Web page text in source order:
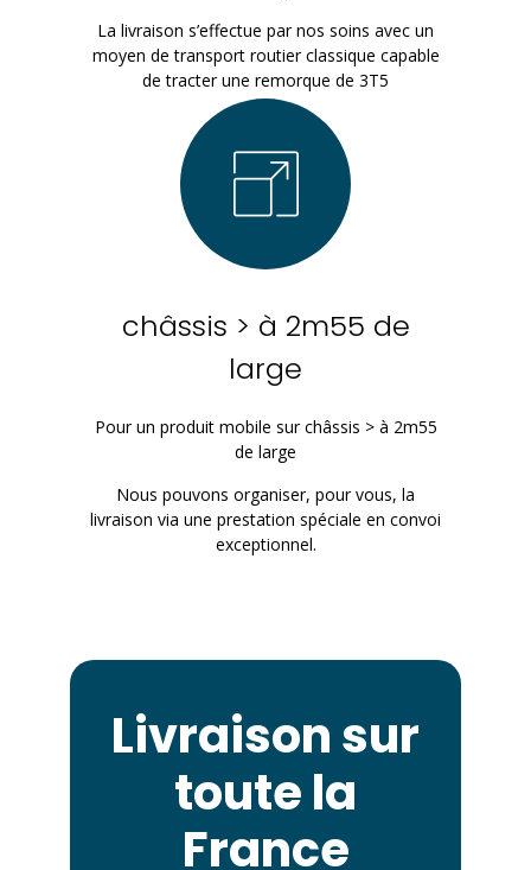
La livraison s’effectue par nos soins avec un
moyen de transport routier classique capable
de tracter une remorque de 3T5
châssis > à 2m55 de
large
Pour un produit mobile sur châssis > à 2m55
de large
Nous pouvons organiser, pour vous, la
livraison via une prestation spéciale en convoi
exceptionnel.
Livraison sur
toute la
France